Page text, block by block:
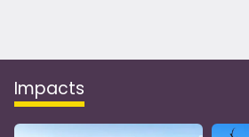
impacts